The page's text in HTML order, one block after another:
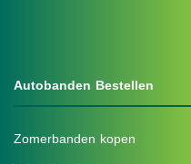
Autobanden Bestellen
Zomerbanden kopen